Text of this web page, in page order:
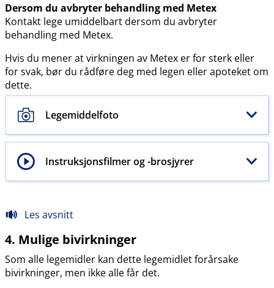
Dersom du avbryter behandling med Metex
Kontakt lege umiddelbart dersom du avbryter
behandling med Metex.
Hvis du mener at virkningen av Metex er for sterk eller
for svak, bør du rådføre deg med legen eller apoteket om
dette.
Legemiddelfoto
Instruksjonsfilmer og -brosjyrer
Les avsnitt
4. Mulige bivirkninger
Som alle legemidler kan dette legemidlet forårsake
bivirkninger, men ikke alle får det.